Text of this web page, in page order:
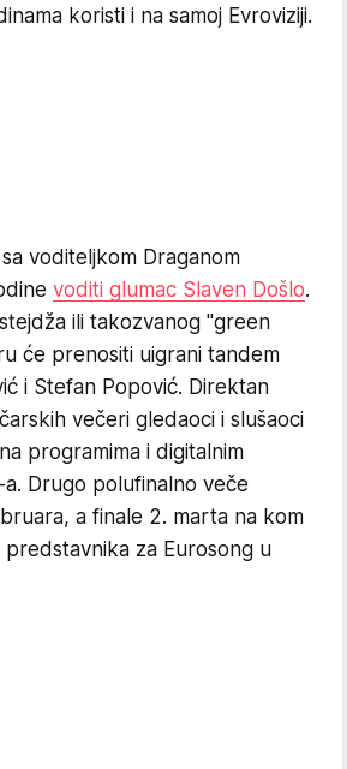
koristi i na samoj Evroviziji.
voditeljkom Draganom
voditi glumac Slaven Došlo.
ili takozvanog "green
će prenositi uigrani tandem
i Stefan Popović. Direktan
večeri gledaoci i slušaoci
programima i digitalnim
Drugo polufinalno veče
a finale 2. marta na kom
za Eurosong u